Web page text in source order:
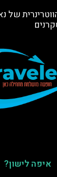
של
איפה לישון?